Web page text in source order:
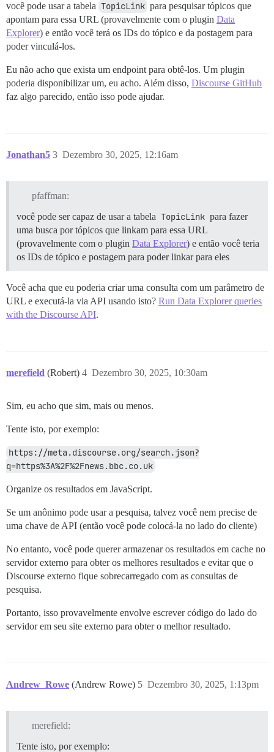
você pode usar a tabela TopicLink para pesquisar tópicos que
apontam para essa URL (provavelmente com o plugin Data
Explorer) e então você terá os IDs do tópico e da postagem para
poder vinculá-los.
Eu não acho que exista um endpoint para obtê-los. Um plugin
poderia disponibilizar um, eu acho. Além disso, Discourse GitHub
faz algo parecido, então isso pode ajudar.
Jonathan5 Dezembro 30, 2025, 12:16am
3
pfaffman:
você pode ser capaz de usar a tabela TopicLink para fazer
uma busca por tópicos que linkam para essa URL
(provavelmente com o plugin Data Explorer) e então você teria
os IDs de tópico e postagem para poder linkar para eles
Você acha que eu poderia criar uma consulta com um parâmetro de
URL e executá-la via API usando isto? Run Data Explorer queries
with the Discourse API.
merefield (Robert) Dezembro 30, 2025, 10:30am
4
Sim, eu acho que sim, mais ou menos.
Tente isto, por exemplo:
https://meta.discourse.org/search.json?
q=https%3A%2F%2Fnews.bbc.co.uk
Organize os resultados em JavaScript.
Se um anônimo pode usar a pesquisa, talvez você nem precise de
uma chave de API (então você pode colocá-la no lado do cliente)
No entanto, você pode querer armazenar os resultados em cache no
servidor externo para obter os melhores resultados e evitar que o
Discourse externo fique sobrecarregado com as consultas de
pesquisa.
Portanto, isso provavelmente envolve escrever código do lado do
servidor em seu site externo para obter o melhor resultado.
Andrew_Rowe (Andrew Rowe) Dezembro 30, 2025, 1:13pm
5
merefield:
Tente isto, por exemplo: